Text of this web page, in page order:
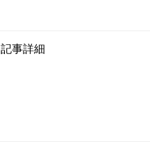
記事詳細